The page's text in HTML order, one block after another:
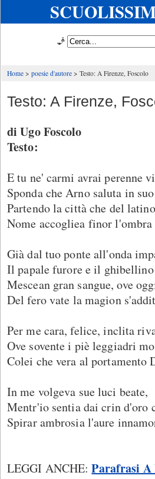
🧞
Home poesie d'autore Testo: A Firenze, Foscolo
Testo: A Firenze,
di Ugo Foscolo
Testo:
E tu ne' carmi avrai perenne
Sponda che Arno saluta in
Partendo la città che del latino
Nome accogliea finor
Già dal tuo ponte all'onda
Il papale furore e il ghibellino
Mescean gran sangue, ove
Del fero vate la magion
Per me cara, felice, inclita
Ove sovente i piè leggiadri
Colei che vera al portamento
In me volgeva sue luci beate,
Mentr'io sentia dai crin d'oro
Spirar ambrosia l'aure
LEGGI ANCHE:Parafrasi A